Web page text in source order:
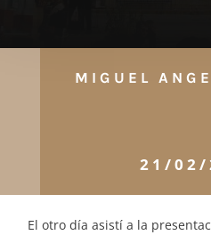
MIGUEL
21/02/
El otro día asistí a la